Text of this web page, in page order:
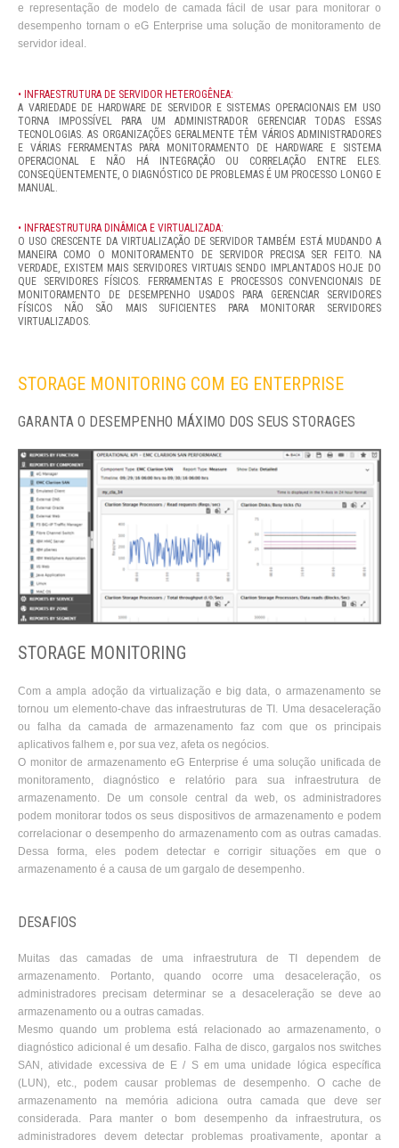
e representação de modelo de camada fácil de usar para monitorar o
desempenho tornam o eG Enterprise uma solução de monitoramento de
servidor ideal.
• INFRAESTRUTURA DE SERVIDOR HETEROGÊNEA:
A VARIEDADE DE HARDWARE DE SERVIDOR E SISTEMAS OPERACIONAIS EM USO
TORNA IMPOSSÍVEL PARA UM ADMINISTRADOR GERENCIAR TODAS ESSAS
TECNOLOGIAS. AS ORGANIZAÇÕES GERALMENTE TÊM VÁRIOS ADMINISTRADORES
E VÁRIAS FERRAMENTAS PARA MONITORAMENTO DE HARDWARE E SISTEMA
OPERACIONAL E NÃO HÁ INTEGRAÇÃO OU CORRELAÇÃO ENTRE ELES.
CONSEQÜENTEMENTE, O DIAGNÓSTICO DE PROBLEMAS É UM PROCESSO LONGO E
MANUAL.
• INFRAESTRUTURA DINÂMICA E VIRTUALIZADA:
O USO CRESCENTE DA VIRTUALIZAÇÃO DE SERVIDOR TAMBÉM ESTÁ MUDANDO A
MANEIRA COMO O MONITORAMENTO DE SERVIDOR PRECISA SER FEITO. NA
VERDADE, EXISTEM MAIS SERVIDORES VIRTUAIS SENDO IMPLANTADOS HOJE DO
QUE SERVIDORES FÍSICOS. FERRAMENTAS E PROCESSOS CONVENCIONAIS DE
MONITORAMENTO DE DESEMPENHO USADOS PARA GERENCIAR SERVIDORES
FÍSICOS NÃO SÃO MAIS SUFICIENTES PARA MONITORAR SERVIDORES
VIRTUALIZADOS.
STORAGE MONITORING COM EG ENTERPRISE
GARANTA O DESEMPENHO MÁXIMO DOS SEUS STORAGES
STORAGE MONITORING
Com a ampla adoção da virtualização e big data, o armazenamento se
tornou um elemento-chave das infraestruturas de TI. Uma desaceleração
ou falha da camada de armazenamento faz com que os principais
aplicativos falhem e, por sua vez, afeta os negócios.
O monitor de armazenamento eG Enterprise é uma solução unificada de
monitoramento, diagnóstico e relatório para sua infraestrutura de
armazenamento. De um console central da web, os administradores
podem monitorar todos os seus dispositivos de armazenamento e podem
correlacionar o desempenho do armazenamento com as outras camadas.
Dessa forma, eles podem detectar e corrigir situações em que o
armazenamento é a causa de um gargalo de desempenho.
DESAFIOS
Muitas das camadas de uma infraestrutura de TI dependem de
armazenamento. Portanto, quando ocorre uma desaceleração, os
administradores precisam determinar se a desaceleração se deve ao
armazenamento ou a outras camadas.
Mesmo quando um problema está relacionado ao armazenamento, o
diagnóstico adicional é um desafio. Falha de disco, gargalos nos switches
SAN, atividade excessiva de E / S em uma unidade lógica específica
(LUN), etc., podem causar problemas de desempenho. O cache de
armazenamento na memória adiciona outra camada que deve ser
considerada. Para manter o bom desempenho da infraestrutura, os
administradores devem detectar problemas proativamente, apontar a